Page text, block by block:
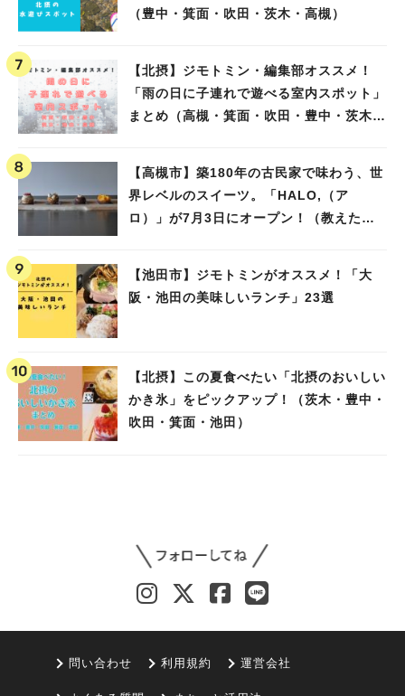
（豊中・箕面・吹田・茨木・高槻）
【北摂】ジモトミン・編集部オススメ！
「雨の日に子連れで遊べる室内スポット」
まとめ（高槻・箕面・吹田・豊中・茨木・
【高槻市】築180年の古民家で味わう、世
界レベルのスイーツ。「HALO,（ア
ロ）」が7月3日にオープン！（教えたい/
【池田市】ジモトミンがオススメ！「大
阪・池田の美味しいランチ」23選
【北摂】この夏食べたい「北摂のおいしい
かき氷」をピックアップ！（茨木・豊中・
吹田・箕面・池田）
問い合わせ 利用規約 運営会社